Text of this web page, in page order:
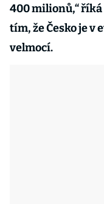
400 milionů,“ říká
tím, že Česko je
velmocí.